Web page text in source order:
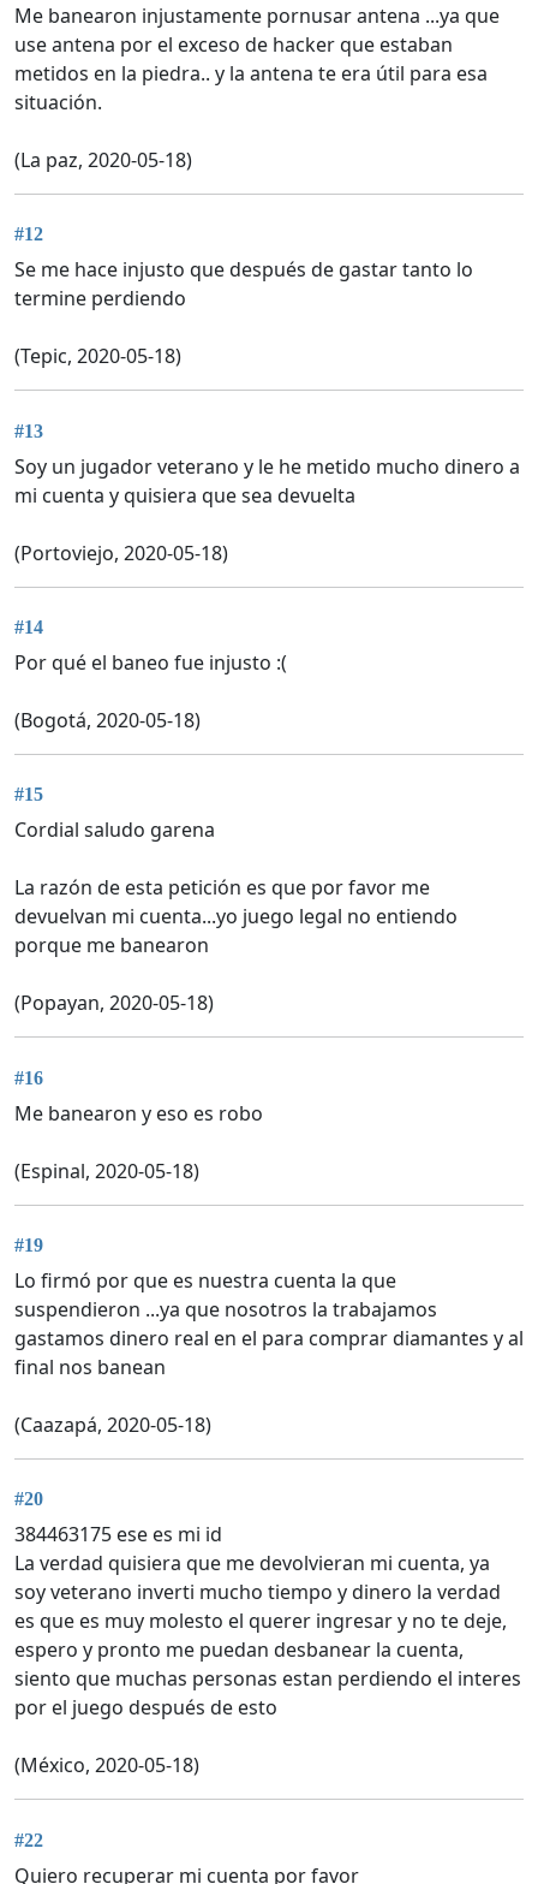
Me banearon injustamente pornusar antena ...ya que
use antena por el exceso de hacker que estaban
metidos en la piedra.. y la antena te era útil para esa
situación.
(La paz, 2020-05-18)
#12
Se me hace injusto que después de gastar tanto lo
termine perdiendo
(Tepic, 2020-05-18)
#13
Soy un jugador veterano y le he metido mucho dinero a
mi cuenta y quisiera que sea devuelta
(Portoviejo, 2020-05-18)
#14
Por qué el baneo fue injusto :(
(Bogotá, 2020-05-18)
#15
Cordial saludo garena
La razón de esta petición es que por favor me
devuelvan mi cuenta...yo juego legal no entiendo
porque me banearon
(Popayan, 2020-05-18)
#16
Me banearon y eso es robo
(Espinal, 2020-05-18)
#19
Lo firmó por que es nuestra cuenta la que
suspendieron ...ya que nosotros la trabajamos
gastamos dinero real en el para comprar diamantes y al
final nos banean
(Caazapá, 2020-05-18)
#20
384463175 ese es mi id
La verdad quisiera que me devolvieran mi cuenta, ya
soy veterano inverti mucho tiempo y dinero la verdad
es que es muy molesto el querer ingresar y no te deje,
espero y pronto me puedan desbanear la cuenta,
siento que muchas personas estan perdiendo el interes
por el juego después de esto
(México, 2020-05-18)
#22
Quiero recuperar mi cuenta por favor